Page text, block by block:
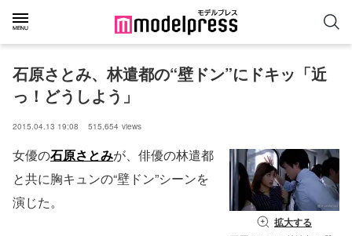
石原さとみ、林遣都の“壁ドン”にドキッ「近
っ！どうしよう」
2015.04.13 19:08 515,654 views
拡大する
女優の石原さとみが、俳優の林遣都
と共に胸キュンの“壁ドン”シーンを
演じた。